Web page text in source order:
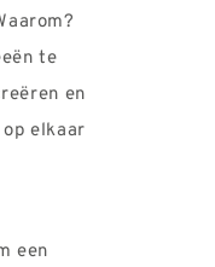
te
en
elkaar
een